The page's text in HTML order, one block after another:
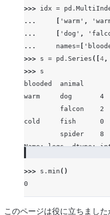
>>> idx = pd .
...
'warm' ,
...
'dog' ,
...
names=
>>> s = pd . Series ([ 4 ,
>>> s
blooded  animal
warm     dog       4
         falcon    2
cold     fish      0
         spider    8
Name: legs, dtype:
>>> s . min ()
0
このページは役に立ちました